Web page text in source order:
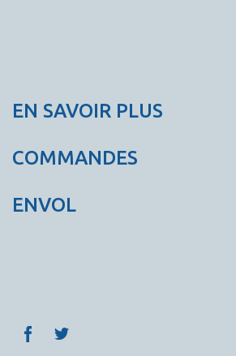
EN SAVOIR PLUS
COMMANDES
ENVOL